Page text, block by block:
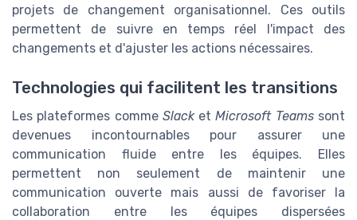
projets de changement organisationnel. Ces outils
permettent de suivre en temps réel l'impact des
changements et d'ajuster les actions nécessaires.
Technologies qui facilitent les transitions
Les plateformes comme SlacketMicrosoft Teamssont
devenues incontournables pour assurer une
communication fluide entre les équipes. Elles
permettent non seulement de maintenir une
communication ouverte mais aussi de favoriser la
collaboration entre les équipes dispersées